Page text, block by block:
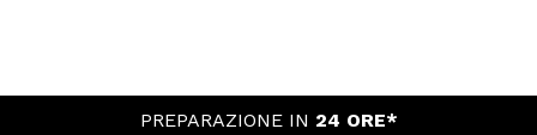
PREPARAZIONE IN 24 ORE*